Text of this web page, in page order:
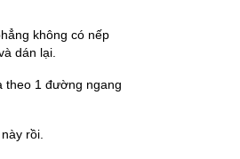
không có nếp
dán lại.
theo 1 đường ngang
rồi.